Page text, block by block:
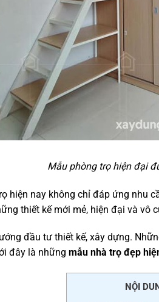
Mẫu phòng trọ hiện đại
hiện nay không chỉ đáp ứng nhu
thiết kế mới mẻ, hiện đại và vô
đầu tư thiết kế, xây dựng.
đây là những mẫu nhà trọ đẹp
NỘI